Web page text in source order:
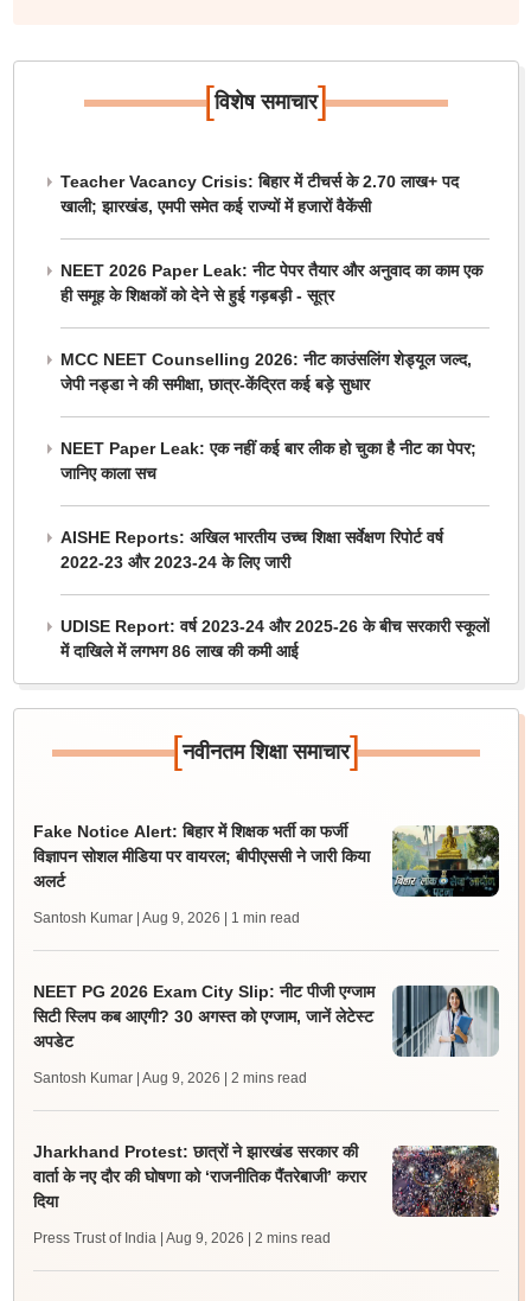
[विशेष समाचार]
Teacher Vacancy Crisis: बिहार में टीचर्स के 2.70 लाख+ पद
खाली; झारखंड, एमपी समेत कई राज्यों में हजारों वैकेंसी
NEET 2026 Paper Leak: नीट पेपर तैयार और अनुवाद का काम एक
ही समूह के शिक्षकों को देने से हुई गड़बड़ी - सूत्र
MCC NEET Counselling 2026: नीट काउंसलिंग शेड्यूल जल्द,
जेपी नड्डा ने की समीक्षा, छात्र-केंद्रित कई बड़े सुधार
NEET Paper Leak: एक नहीं कई बार लीक हो चुका है नीट का पेपर;
जानिए काला सच
AISHE Reports: अखिल भारतीय उच्च शिक्षा सर्वेक्षण रिपोर्ट वर्ष
2022-23 और 2023-24 के लिए जारी
UDISE Report: वर्ष 2023-24 और 2025-26 के बीच सरकारी स्कूलों
में दाखिले में लगभग 86 लाख की कमी आई
[नवीनतम शिक्षा समाचार]
Fake Notice Alert: बिहार में शिक्षक भर्ती का फर्जी
विज्ञापन सोशल मीडिया पर वायरल; बीपीएससी ने जारी किया
अलर्ट
Santosh Kumar | Aug 9, 2026 | 1 min read
NEET PG 2026 Exam City Slip: नीट पीजी एग्जाम
सिटी स्लिप कब आएगी? 30 अगस्त को एग्जाम, जानें लेटेस्ट
अपडेट
Santosh Kumar | Aug 9, 2026 | 2 mins read
Jharkhand Protest: छात्रों ने झारखंड सरकार की
वार्ता के नए दौर की घोषणा को ‘राजनीतिक पैंतरेबाजी’ करार
दिया
Press Trust of India | Aug 9, 2026 | 2 mins read